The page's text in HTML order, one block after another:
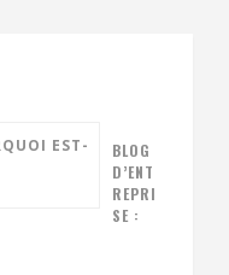
BLOG
D’ENT
REPRI
SE :